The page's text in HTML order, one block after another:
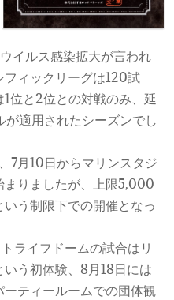
イルス感染拡大が言われ
ィックリーグは120試
位と2位との対戦のみ、延
適用されたシーズンでし
7月10日からマリンスタジ
まりましたが、上限5,000
う制限下での開催となっ
ライフドームの試合はリ
う初体験、8月18日には
ーティールームでの団体観